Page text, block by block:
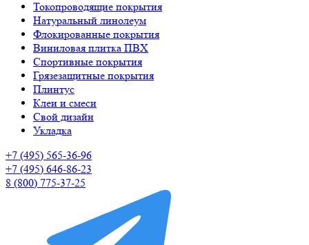
Токопроводящие покрытия
Натуральный линолеум
Флокированные покрытия
Виниловая плитка ПВХ
Спортивные покрытия
Грязезащитные покрытия
Плинтус
Клеи и смеси
Свой дизайн
Укладка
+7 (495) 565-36-96
+7 (495) 646-86-23
8 (800) 775-37-25